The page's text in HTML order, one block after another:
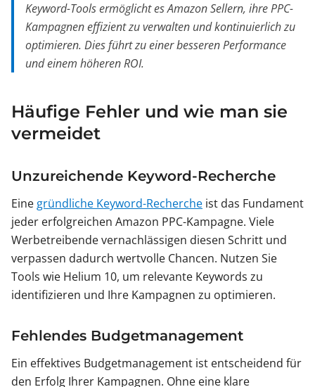
Keyword-Tools ermöglicht es Amazon Sellern, ihre PPC-
Kampagnen effizient zu verwalten und kontinuierlich zu
optimieren. Dies führt zu einer besseren Performance
und einem höheren ROI.
Häufige Fehler und wie man sie
vermeidet
Unzureichende Keyword-Recherche
Eine gründliche Keyword-Recherche ist das Fundament
jeder erfolgreichen Amazon PPC-Kampagne. Viele
Werbetreibende vernachlässigen diesen Schritt und
verpassen dadurch wertvolle Chancen. Nutzen Sie
Tools wie Helium 10, um relevante Keywords zu
identifizieren und Ihre Kampagnen zu optimieren.
Fehlendes Budgetmanagement
Ein effektives Budgetmanagement ist entscheidend für
den Erfolg Ihrer Kampagnen. Ohne eine klare